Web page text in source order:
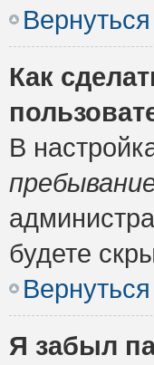
Как
В
будете
Я забыл